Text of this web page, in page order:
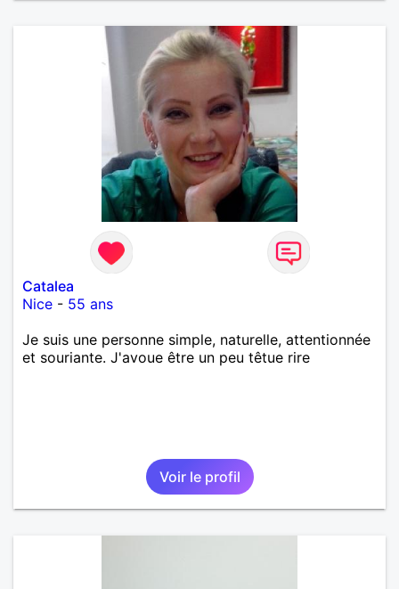
Catalea
Nice - 55 ans
Je suis une personne simple, naturelle, attentionnée
et souriante. J'avoue être un peu têtue rire
Voir le profil